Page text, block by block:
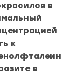
в
к
в